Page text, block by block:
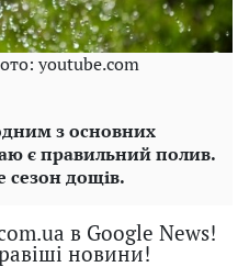
youtube.com
з основних
є правильний полив.
сезон дощів.
в Google News!
новини!